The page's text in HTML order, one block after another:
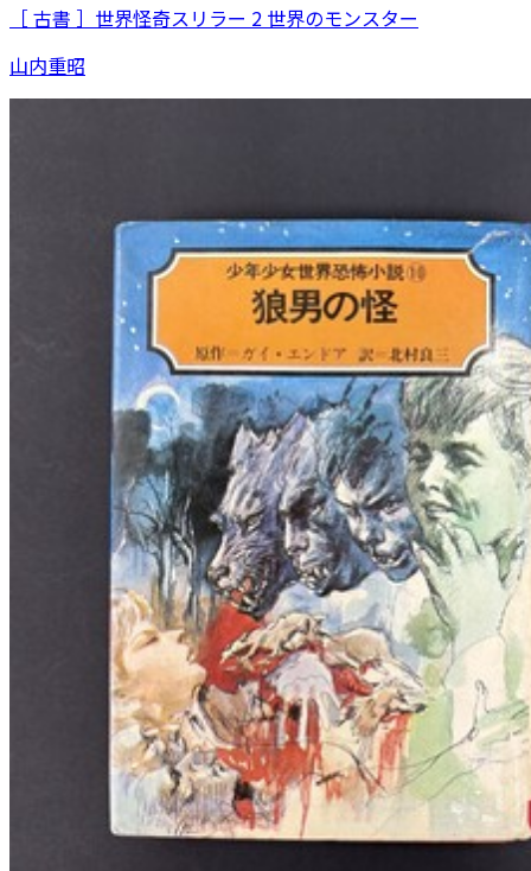
［ 古書 ］世界怪奇スリラー 2 世界のモンスター
山内重昭